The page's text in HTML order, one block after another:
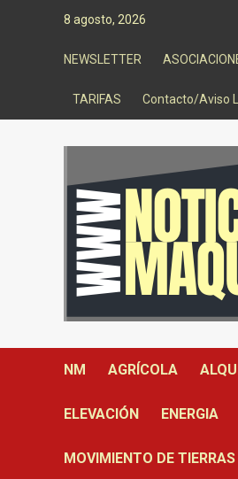
8 agosto, 2026
NEWSLETTER
TARIFAS Contacto/Aviso
NM AGRÍCOLA
ELEVACIÓN ENERGIA
MOVIMIENTO DE TIERRAS